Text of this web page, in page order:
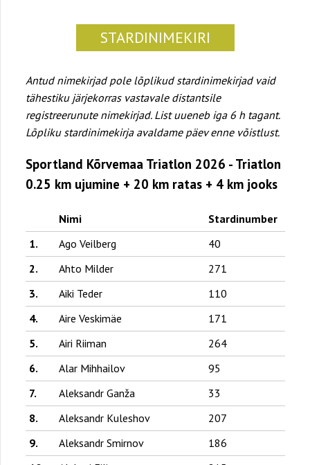
STARDINIMEKIRI
Antud nimekirjad pole lõplikud stardinimekirjad vaid
tähestiku järjekorras vastavale distantsile
registreerunute nimekirjad. List uueneb iga 6 h tagant.
Lõpliku stardinimekirja avaldame päev enne võistlust.
Sportland Kõrvemaa Triatlon 2026 - Triatlon
0.25 km ujumine + 20 km ratas + 4 km jooks
Nimi
Stardinumber
1.
Ago Veilberg
40
2.
Ahto Milder
271
3.
Aiki Teder
110
4.
Aire Veskimäe
171
5.
Airi Riiman
264
6.
Alar Mihhailov
95
7.
Aleksandr Ganža
33
8.
Aleksandr Kuleshov
207
9.
Aleksandr Smirnov
186